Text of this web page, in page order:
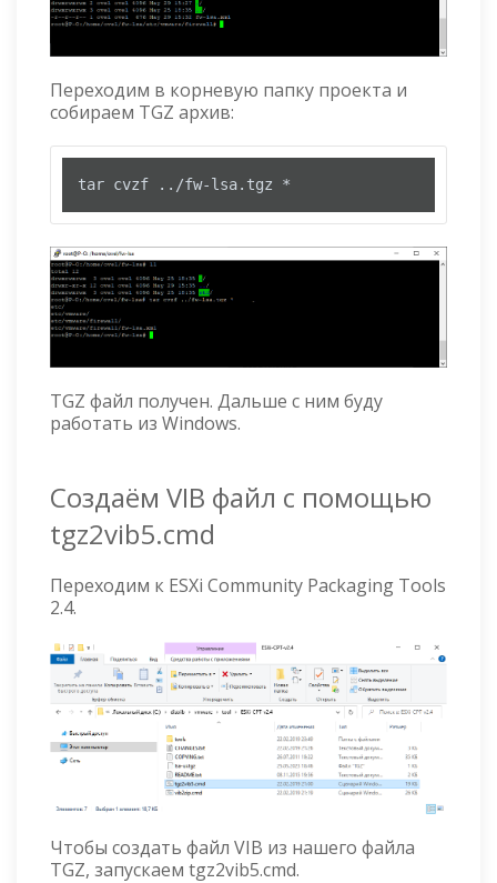
Переходим в корневую папку проекта и
собираем TGZ архив:
tar cvzf ../fw-lsa.tgz *
TGZ файл получен. Дальше с ним буду
работать из Windows.
Создаём VIB файл с помощью
tgz2vib5.cmd
Переходим к ESXi Community Packaging Tools
2.4.
Чтобы создать файл VIB из нашего файла
TGZ, запускаем tgz2vib5.cmd.